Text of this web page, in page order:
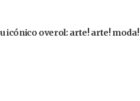
icónico overol: arte! arte! moda!